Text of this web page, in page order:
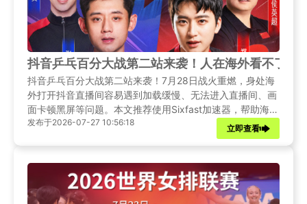
抖音乒乓百分大战第二站来袭！人在海外看不了抖
抖音乒乓百分大战第二站来袭！7月28日战火重燃，身处海
外打开抖音直播间容易遇到加载缓慢、无法进入直播间、画
面卡顿黑屏等问题。本文推荐使用Sixfast加速器，帮助海外
乒乓爱好者顺利收看全程直播，不错过每一次精彩回合。
发布于2026-07-27 10:56:18
立即查看